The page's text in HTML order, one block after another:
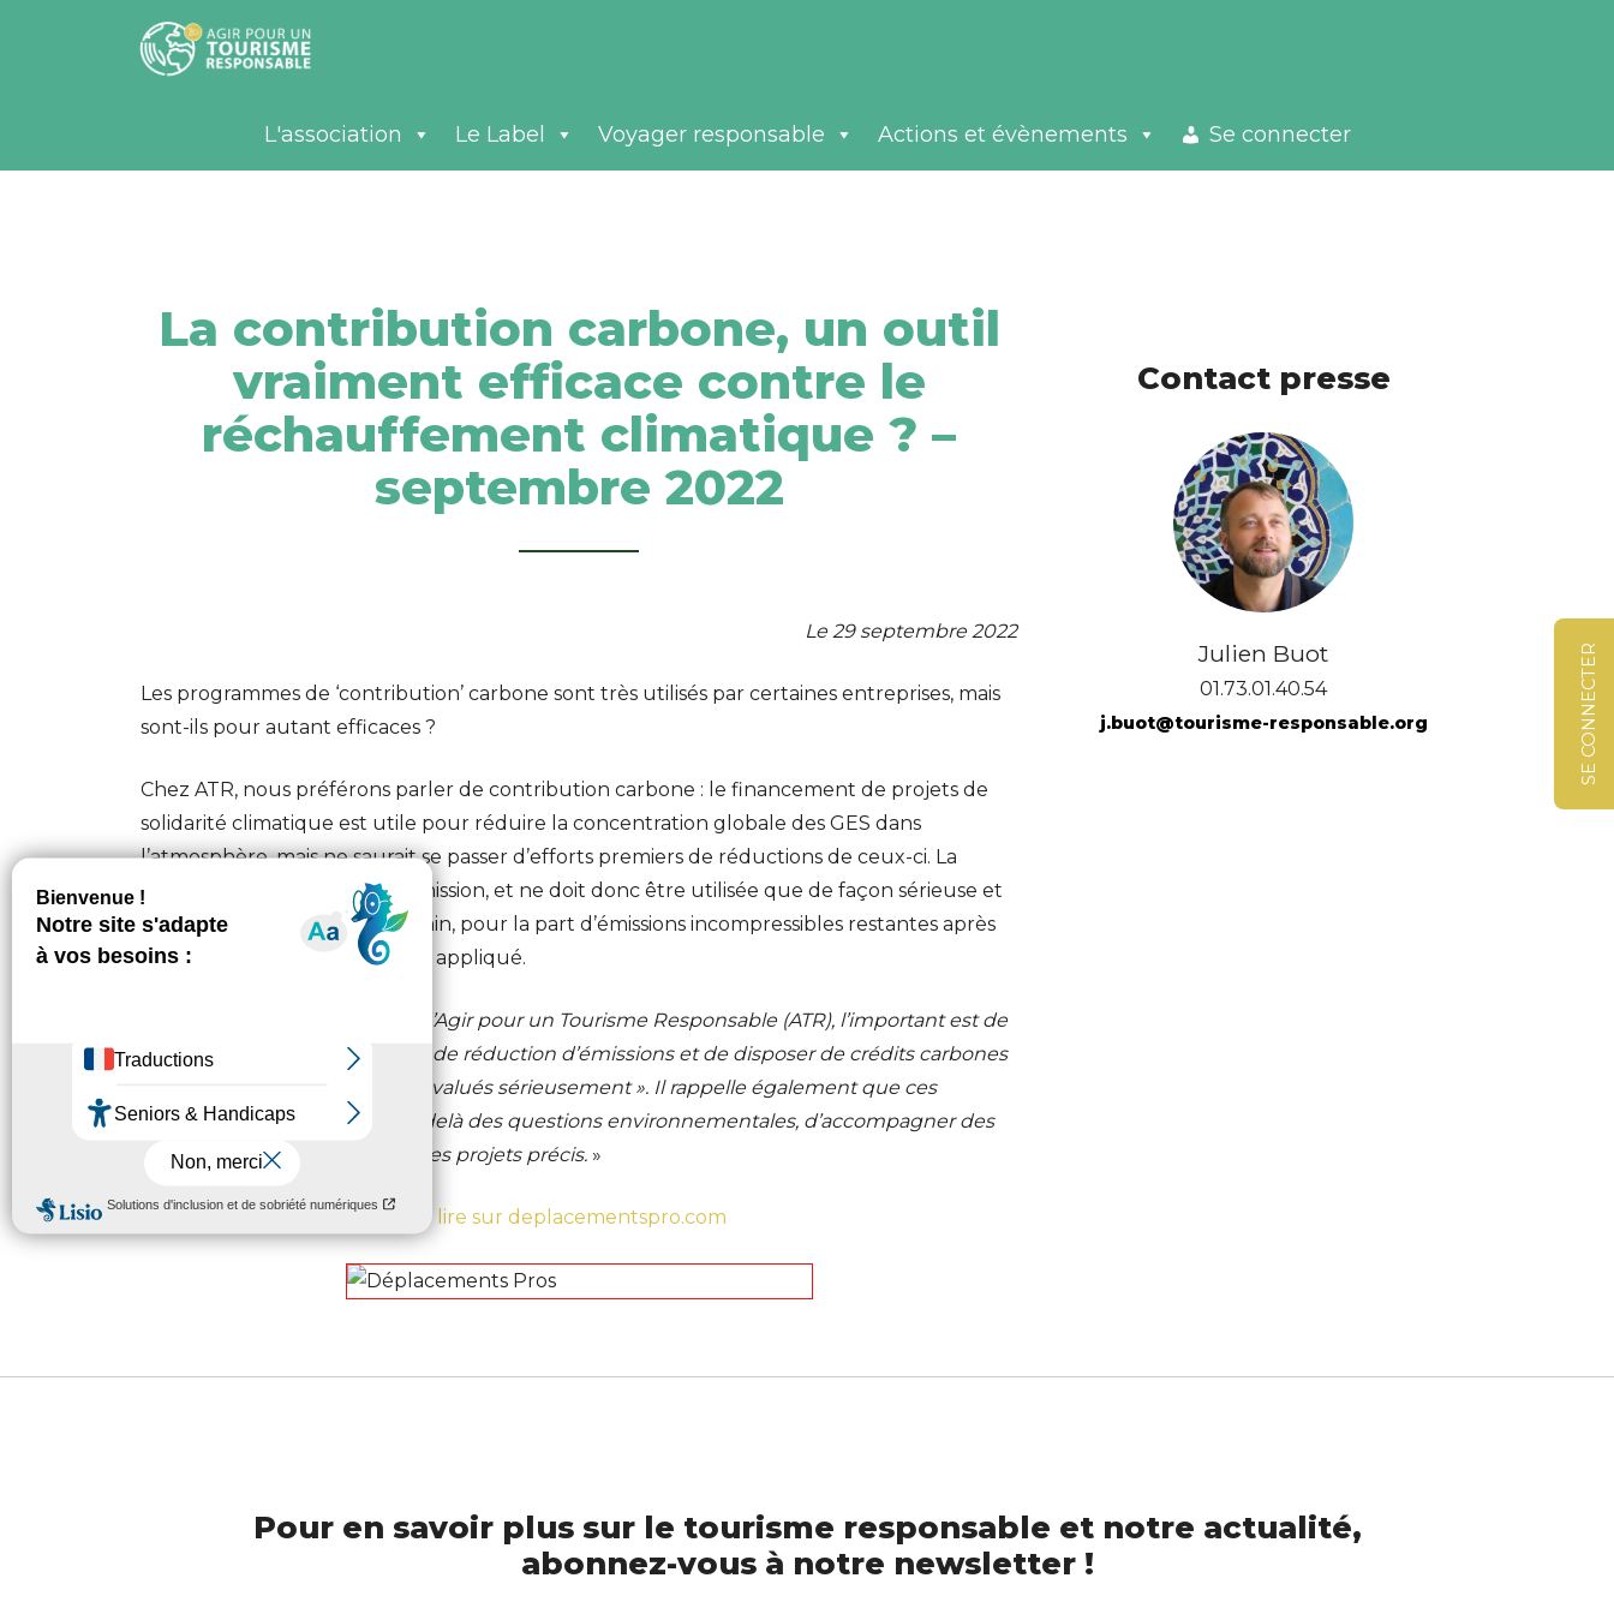
SE CONNECTER
L'association Le Label Voyager responsable Actions et évènements Se connecter
La contribution carbone, un outil
vraiment efficace contre le
réchauffement climatique ? –
septembre 2022
Le 29 septembre 2022
Les programmes de ‘contribution’ carbone sont très utilisés par certaines entreprises, mais
sont-ils pour autant efficaces ?
Chez ATR, nous préférons parler de contribution carbone : le financement de projets de
solidarité climatique est utile pour réduire la concentration globale des GES dans
l’atmosphère, mais ne saurait se passer d’efforts premiers de réductions de ceux-ci. La
contribution n’annule pas l’émission, et ne doit donc être utilisée que de façon sérieuse et
certifiée, pour un impact certain, pour la part d’émissions incompressibles restantes après
un plan de réduction des GES appliqué.
Pour Julien Buot, Directeur d’Agir pour un Tourisme Responsable (ATR), l’important est de
se mettre dans une trajectoire de réduction d’émissions et de disposer de crédits carbones
certifiés : « Il faut qu’ils soient évalués sérieusement ». Il rappelle également que ces
programmes permettent, au-delà des questions environnementales, d’accompagner des
pays en développement sur des projets précis. »
>> L’intégralité de l’article est à lire sur deplacementspro.com
Contact presse
Julien Buot
01.73.01.40.54
j.buot@tourisme-responsable.org
Pour en savoir plus sur le tourisme responsable et notre actualité,
abonnez-vous à notre newsletter !